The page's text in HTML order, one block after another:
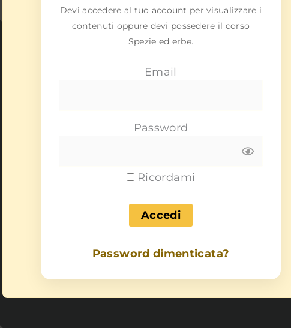
Devi accedere al tuo account per visualizzare i
contenuti oppure devi possedere il corso
Spezie ed erbe.
Email
Password
Ricordami
Password dimenticata?